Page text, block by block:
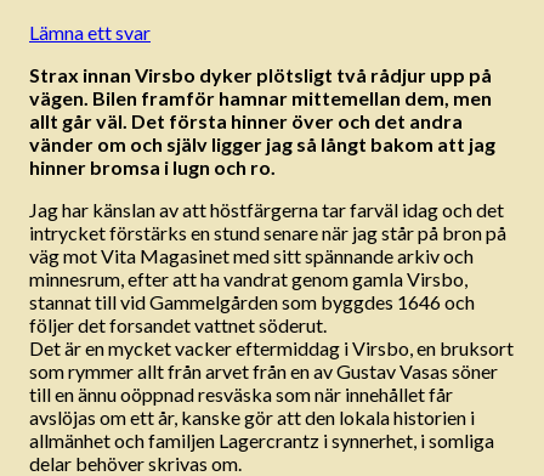
Lämna ett svar
Strax innan Virsbo dyker plötsligt två rådjur upp på
vägen. Bilen framför hamnar mittemellan dem, men
allt går väl. Det första hinner över och det andra
vänder om och själv ligger jag så långt bakom att jag
hinner bromsa i lugn och ro.
Jag har känslan av att höstfärgerna tar farväl idag och det
intrycket förstärks en stund senare när jag står på bron på
väg mot Vita Magasinet med sitt spännande arkiv och
minnesrum, efter att ha vandrat genom gamla Virsbo,
stannat till vid Gammelgården som byggdes 1646 och
följer det forsandet vattnet söderut.
Det är en mycket vacker eftermiddag i Virsbo, en bruksort
som rymmer allt från arvet från en av Gustav Vasas söner
till en ännu oöppnad resväska som när innehållet får
avslöjas om ett år, kanske gör att den lokala historien i
allmänhet och familjen Lagercrantz i synnerhet, i somliga
delar behöver skrivas om.